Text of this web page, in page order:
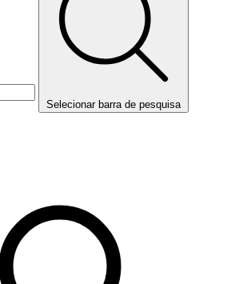
Selecionar barra de pesquisa